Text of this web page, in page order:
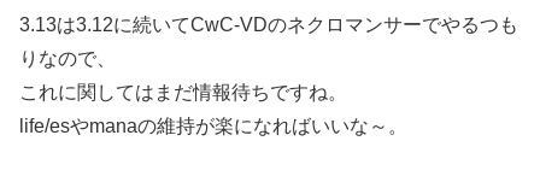
3.13は3.12に続いてCwC-VDのネクロマンサーでやるつも
りなので、
これに関してはまだ情報待ちですね。
life/esやmanaの維持が楽になればいいな～。